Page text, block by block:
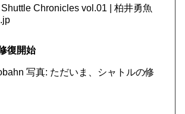
Chronicles vol.01 | 柏井勇魚
復開始
写真: ただいま、シャトルの修